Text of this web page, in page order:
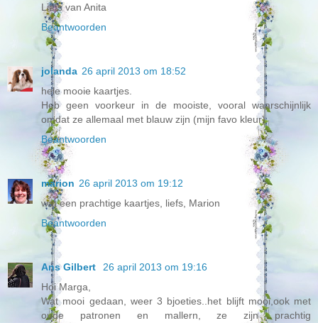
Liefs van Anita
Beantwoorden
jolanda 26 april 2013 om 18:52
hele mooie kaartjes.
Heb geen voorkeur in de mooiste, vooral waarschijnlijk
omdat ze allemaal met blauw zijn (mijn favo kleur)
Beantwoorden
marion 26 april 2013 om 19:12
wat een prachtige kaartjes, liefs, Marion
Beantwoorden
Ans Gilbert
26 april 2013 om 19:16
Hoi Marga,
Wat mooi gedaan, weer 3 bjoeties..het blijft mooi,ook met
oude patronen en mallern, ze zijn prachtig